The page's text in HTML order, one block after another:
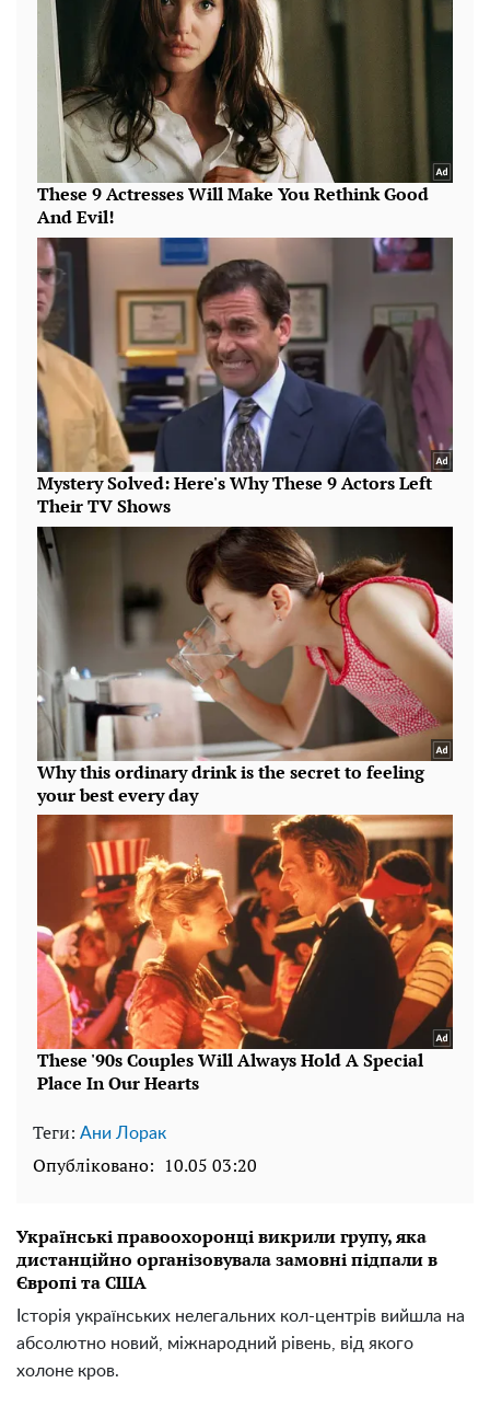
Теги: Ани Лорак
Опубліковано: 10.05 03:20
Українські правоохоронці викрили групу, яка
дистанційно організовувала замовні підпали в
Європі та США
Історія українських нелегальних кол-центрів вийшла на
абсолютно новий, міжнародний рівень, від якого
холоне кров.